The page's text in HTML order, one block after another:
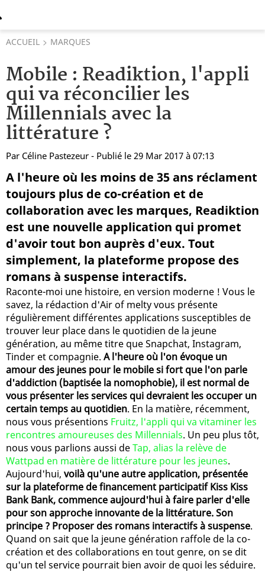
ACCUEIL MARQUES
Mobile : Readiktion, l'appli
qui va réconcilier les
Millennials avec la
littérature ?
Par Céline Pastezeur - Publié le 29 Mar 2017 à 07:13
A l'heure où les moins de 35 ans réclament
toujours plus de co-création et de
collaboration avec les marques, Readiktion
est une nouvelle application qui promet
d'avoir tout bon auprès d'eux. Tout
simplement, la plateforme propose des
romans à suspense interactifs.
Raconte-moi une histoire, en version moderne ! Vous le
savez, la rédaction d'Air of melty vous présente
régulièrement différentes applications susceptibles de
trouver leur place dans le quotidien de la jeune
génération, au même titre que Snapchat, Instagram,
Tinder et compagnie. A l'heure où l'on évoque un
amour des jeunes pour le mobile si fort que l'on parle
d'addiction (baptisée la nomophobie), il est normal de
vous présenter les services qui devraient les occuper un
certain temps au quotidien. En la matière, récemment,
nous vous présentions Fruitz, l'appli qui va vitaminer les
rencontres amoureuses des Millennials. Un peu plus tôt,
nous vous parlions aussi deTap, alias la relève de
Wattpad en matière de littérature pour les jeunes.
Aujourd'hui, voilà qu'une autre application, présentée
sur la plateforme de financement participatif Kiss Kiss
Bank Bank, commence aujourd'hui à faire parler d'elle
pour son approche innovante de la littérature. Son
principe ? Proposer des romans interactifs à suspense.
Quand on sait que la jeune génération raffole de la co-
création et des collaborations en tout genre, on se dit
qu'un tel service pourrait bien avoir de quoi les séduire.